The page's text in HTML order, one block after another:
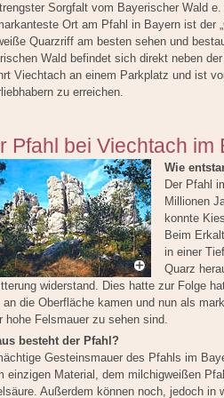
Sorgfalt vom Bayerischer Wald
Ort am Pfahl in Bayern ist der
Quarzriff am besten sehen und
Wald befindet sich direkt neben
Viechtach an einem Parkplatz und ist
zu erreichen.
Pfahl bei Viechtach im
Wie
Der Pfahl
Millionen
konnte
Beim
in einer
Quarz
widerstand. Dies hatte zur Folge
an die Oberfläche kamen und nun als
hohe Felsmauer zu sehen sind.
besteht der Pfahl?
Gesteinsmauer des Pfahls im
einzigen Material, dem milchigweißen
Außerdem können noch, jedoch in